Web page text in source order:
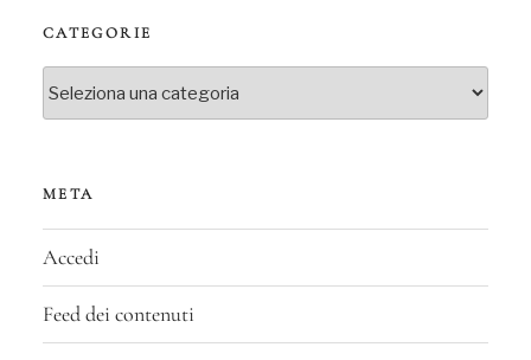
CATEGORIE
Categorie
META
Accedi
Feed dei contenuti